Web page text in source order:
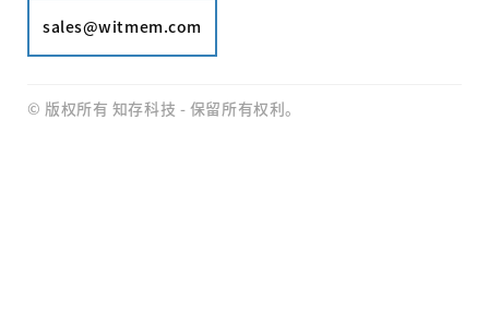
sales@witmem.com
© 版权所有 知存科技 - 保留所有权利。